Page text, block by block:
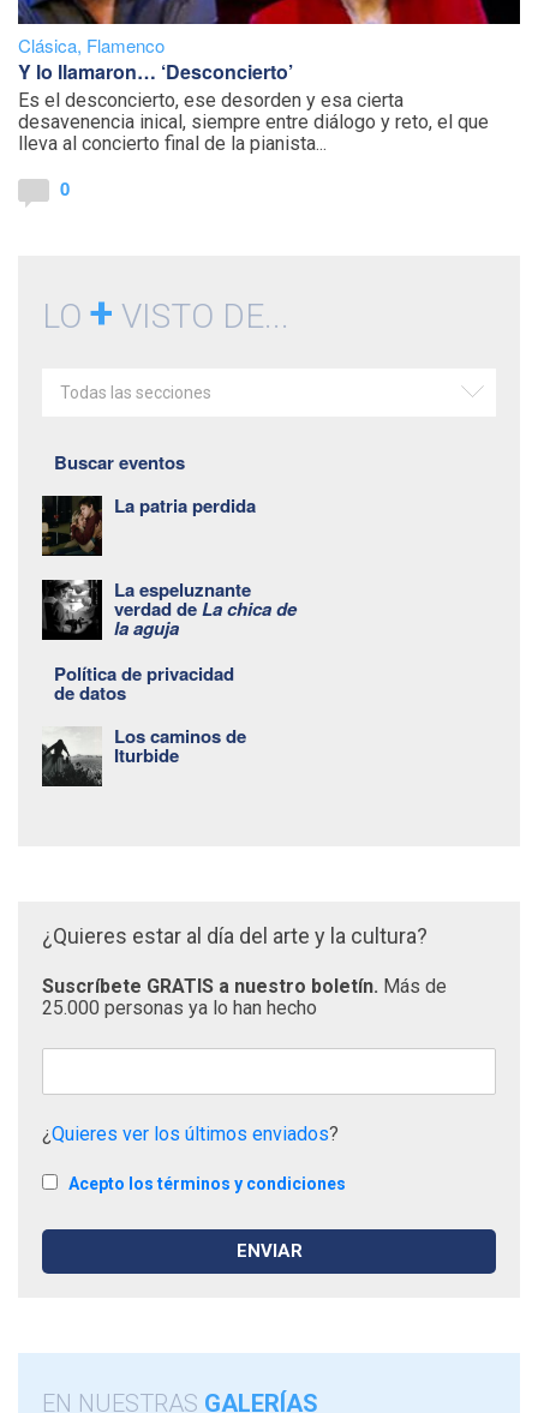
Clásica, Flamenco
Y lo llamaron… ‘Desconcierto’
Es el desconcierto, ese desorden y esa cierta
desavenencia inical, siempre entre diálogo y reto, el que
lleva al concierto final de la pianista...
0
LO + VISTO DE...
Todas las secciones
Buscar eventos
La patria perdida
La espeluznante
verdad deLa chica de
la aguja
Política de privacidad
de datos
Los caminos de
Iturbide
¿Quieres estar al día del arte y la cultura?
Suscríbete GRATIS a nuestro boletín. Más de
25.000 personas ya lo han hecho
¿Quieres ver los últimos enviados?
Acepto los términos y condiciones
EN NUESTRAS GALERÍAS